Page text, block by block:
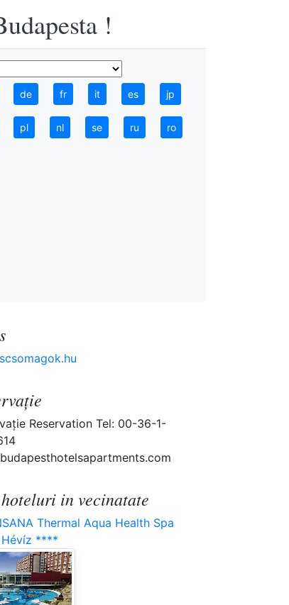
!
de fr it es jp
pl nl se ru ro
Reservation Tel: 00-36-1-
in vecinatate
Thermal Aqua Health Spa
****